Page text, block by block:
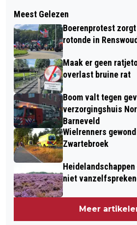
IN DE GEMEENTE
BESTEMMINGSPLAN
CENTRUM 2022 VOOR
BESLUITVORMING NAAR
Meest Gelezen
Boerenprotest
rotonde in
Maak er geen
overlast bruine rat
Boom valt tegen
verzorgingshuis
Barneveld
Wielrenners
Zwartebroek
niet
Meer